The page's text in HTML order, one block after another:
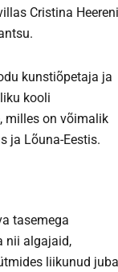
Cristina Heereni
kunstiõpetaja ja
kooli
milles on võimalik
ja Lõuna-Eestis.
tasemega
nii algajaid,
liikunud juba